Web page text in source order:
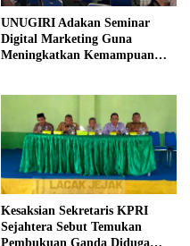
UNUGIRI Adakan Seminar
Digital Marketing Guna
Meningkatkan Kemampuan
Kesaksian Sekretaris KPRI
Sejahtera Sebut Temukan
Pembukuan Ganda Diduga